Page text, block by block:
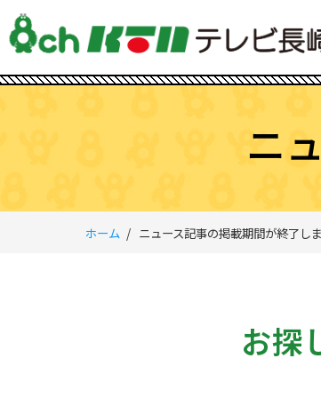
ニ
ホーム ニュース記事の掲載期間が終了し
お探